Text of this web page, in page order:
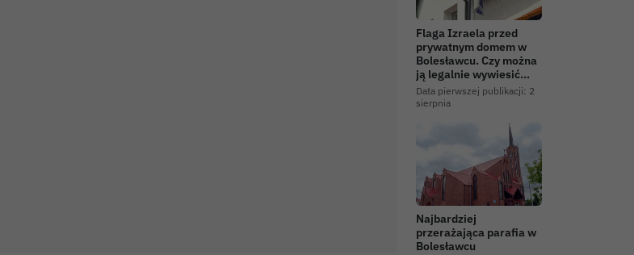
Flaga Izraela przed
prywatnym domem w
Bolesławcu. Czy można
ją legalnie wywiesić…
Data pierwszej publikacji: 2
sierpnia
Najbardziej
przerażająca parafia w
Bolesławcu